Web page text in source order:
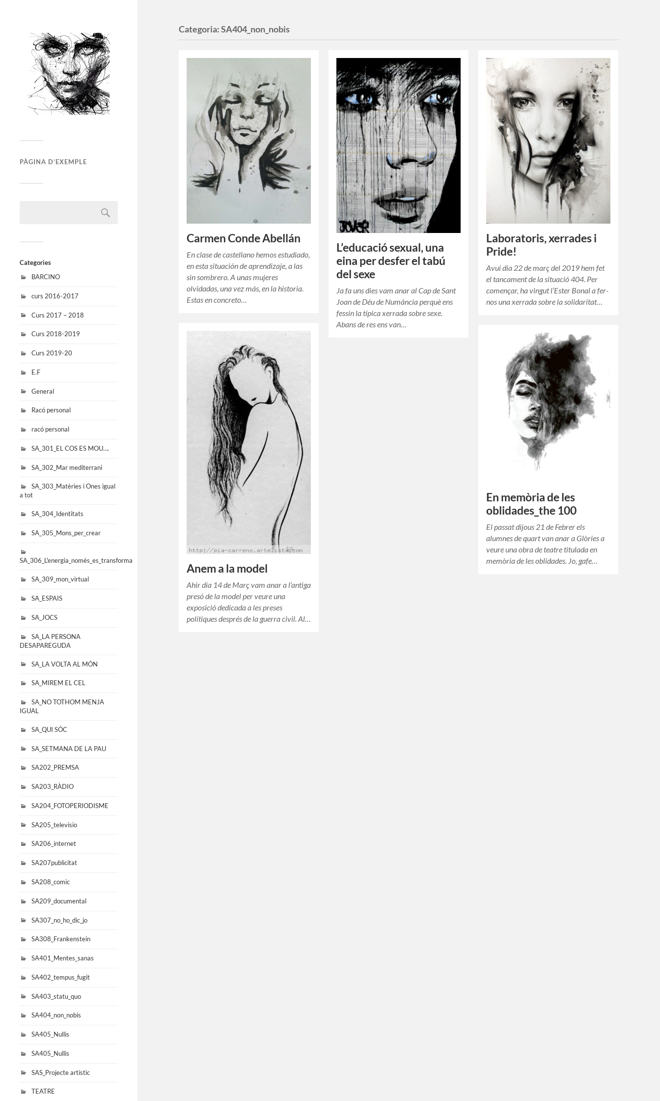
PÀGINA D’EXEMPLE
Categories
BARCINO
curs 2016-2017
Curs 2017 – 2018
Curs 2018-2019
Curs 2019-20
E.F
General
Racó personal
racó personal
SA_301_EL COS ES MOU….
SA_302_Mar mediterrani
SA_303_Matèries i Ones igual
a tot
SA_304_Identitats
SA_305_Mons_per_crear
SA_306_L'energia_només_es_transforma
SA_309_mon_virtual
SA_ESPAIS
SA_JOCS
SA_LA PERSONA
DESAPAREGUDA
SA_LA VOLTA AL MÓN
SA_MIREM EL CEL
SA_NO TOTHOM MENJA
IGUAL
SA_QUI SÓC
SA_SETMANA DE LA PAU
SA202_PREMSA
SA203_RÀDIO
SA204_FOTOPERIODISME
SA205_televisio
SA206_internet
SA207publicitat
SA208_comic
SA209_documental
SA307_no_ho_dic_jo
SA308_Frankenstein
SA401_Mentes_sanas
SA402_tempus_fugit
SA403_statu_quo
SA404_non_nobis
SA405_Nullis
SA405_Nullis
SAS_Projecte artístic
TEATRE
Categoria:SA404_non_nobis
Carmen Conde Abellán
En clase de castellano hemos estudiado,
en esta situación de aprendizaje, a las
sin sombrero. A unas mujeres
olvidadas, una vez más, en la historia.
Estas en concreto…
L’educació sexual, una
eina per desfer el tabú
del sexe
Ja fa uns dies vam anar al Cap de Sant
Joan de Déu de Numància perquè ens
fessin la típica xerrada sobre sexe.
Abans de res ens van…
Laboratoris, xerrades i
Pride!
Avui dia 22 de març del 2019 hem fet
el tancament de la situació 404. Per
començar, ha vingut l’Ester Bonal a fer-
nos una xerrada sobre la solidaritat…
Anem a la model
Ahir dia 14 de Març vam anar a l’antiga
presó de la model per veure una
exposició dedicada a les preses
polítiques després de la guerra civil. Al…
En memòria de les
oblidades_the 100
El passat dijous 21 de Febrer els
alumnes de quart van anar a Glòries a
veure una obra de teatre titulada en
memòria de les oblidades. Jo, gafe…